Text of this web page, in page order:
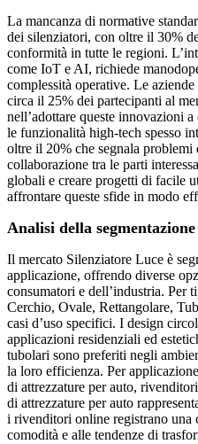
La mancanza di normative
dei silenziatori, con oltre il 30%
conformità in tutte le regioni.
come IoT e AI, richiede
complessità operative. Le
circa il 25% dei partecipanti al
nell’adottare queste innovazioni
le funzionalità high-tech spesso
oltre il 20% che segnala
collaborazione tra le parti
globali e creare progetti di facile
affrontare queste sfide in modo
Analisi della segmentazione
Il mercato Silenziatore Luce è
applicazione, offrendo diverse
consumatori e dell’industria. Per
Cerchio, Ovale, Rettangolare,
casi d’uso specifici. I design
applicazioni residenziali ed
tubolari sono preferiti negli
la loro efficienza. Per
di attrezzature per auto,
di attrezzature per auto
i rivenditori online registrano una
comodità e alle tendenze di